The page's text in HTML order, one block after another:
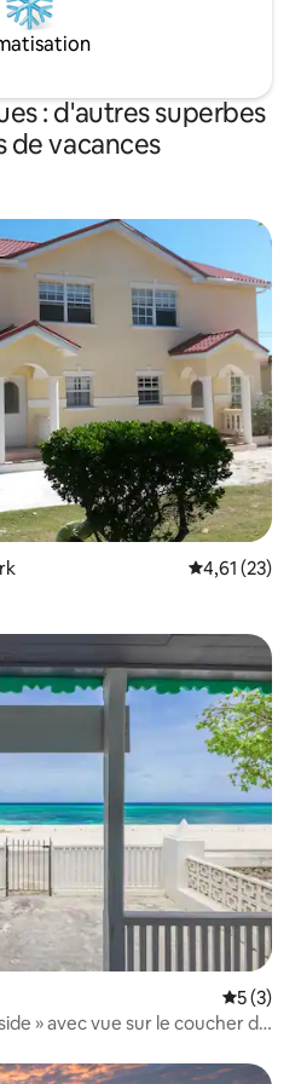
: d'autres superbes
de vacances
Évaluation
4,61 (23)
5 (3)
» avec vue sur le coucher du